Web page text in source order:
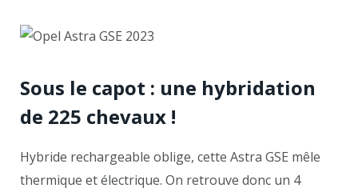
Sous le capot : une hybridation
de 225 chevaux !
Hybride rechargeable oblige, cette Astra GSE mêle
thermique et électrique. On retrouve donc un 4